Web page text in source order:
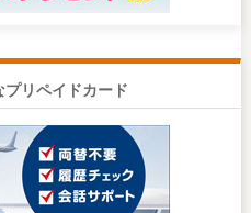
リペイドカード